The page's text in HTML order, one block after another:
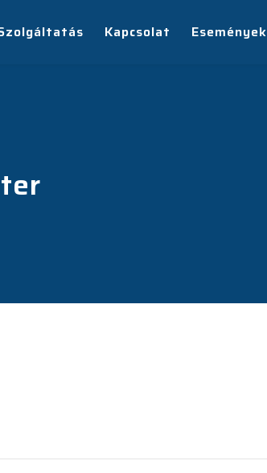
Kapcsolat Események